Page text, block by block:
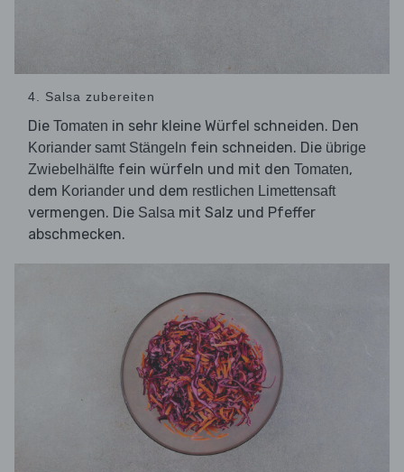
4. Salsa zubereiten
Die Tomaten in sehr kleine Würfel schneiden. Den
Koriander samt Stängeln fein schneiden. Die übrige
Zwiebelhälfte fein würfeln und mit den Tomaten,
dem Koriander und dem restlichen Limettensaft
vermengen. Die Salsa mit Salz und Pfeffer
abschmecken.